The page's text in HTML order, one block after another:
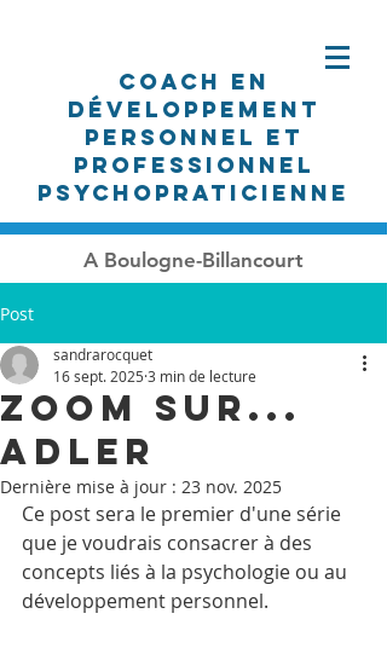
Coach en
développement
personnel et
professionnel
PSYCHOpraticienne
A Boulogne-Billancourt
Post
Zoom sur...
Adler
sandrarocquet
16 sept. 2025 3 min de lecture
Dernière mise à jour : 23 nov. 2025
Ce post sera le premier d'une série
que je voudrais consacrer à des
concepts liés à la psychologie ou au
développement personnel.